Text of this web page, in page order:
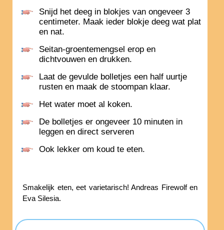
Snijd het deeg in blokjes van ongeveer 3
centimeter. Maak ieder blokje deeg wat plat
en nat.
Seitan-groentemengsel erop en
dichtvouwen en drukken.
Laat de gevulde bolletjes een half uurtje
rusten en maak de stoompan klaar.
Het water moet al koken.
De bolletjes er ongeveer 10 minuten in
leggen en direct serveren
Ook lekker om koud te eten.
Smakelijk eten, eet varietarisch! Andreas Firewolf en
Eva Silesia.